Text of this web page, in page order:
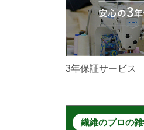
3年保証サービス